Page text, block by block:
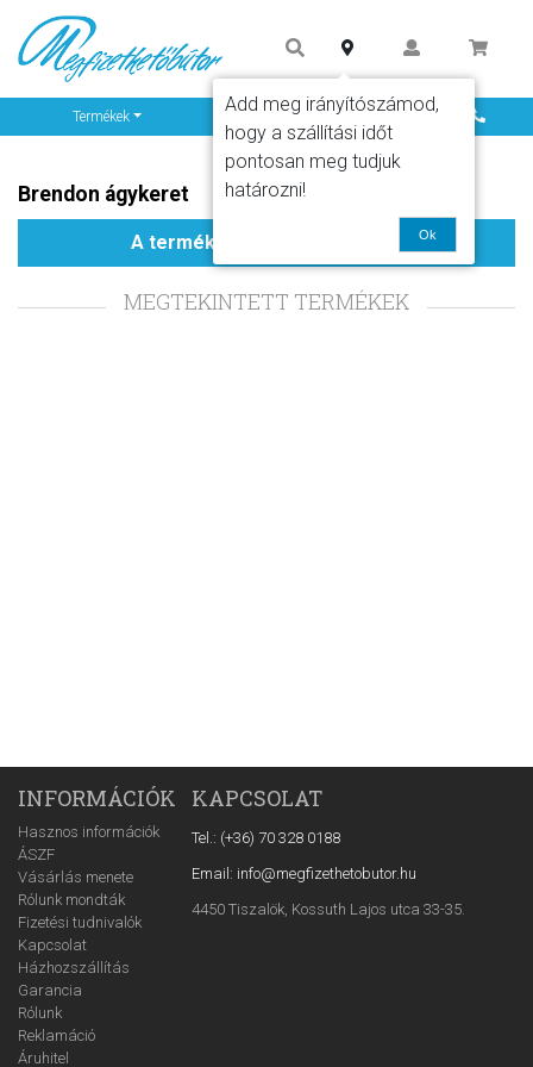
Termékek Info
Brendon ágykeret
A termék már nem rendelhető
MEGTEKINTETT TERMÉKEK
INFORMÁCIÓK
Hasznos információk
ÁSZF
Vásárlás menete
Rólunk mondták
Fizetési tudnivalók
Kapcsolat
Házhozszállítás
Garancia
Rólunk
Reklamáció
Áruhitel
KAPCSOLAT
Tel.: (+36) 70 328 0188
Email: info@megfizethetobutor.hu
4450 Tiszalök, Kossuth Lajos utca 33-35.
Add meg irányítószámod,
hogy a szállítási időt
pontosan meg tudjuk
határozni!
Ok